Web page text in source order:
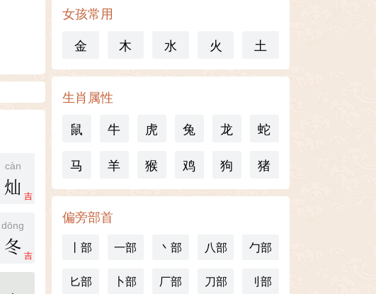
càn
吉
灿
dōng
吉
冬
女孩常用
金
木 水 火 土
生肖属性
鼠
牛 虎 兔 龙
蛇
马
羊 猴 鸡 狗 猪
偏旁部首
丨部 一部 丶部 八部 勹部
匕部 卜部 厂部 刀部 刂部